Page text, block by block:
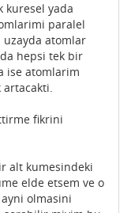
kuresel yada
paralel
atomlar
hepsi tek bir
ise atomlarim
artacakti.
fikrini
alt kumesindeki
elde etsem ve o
olmasini